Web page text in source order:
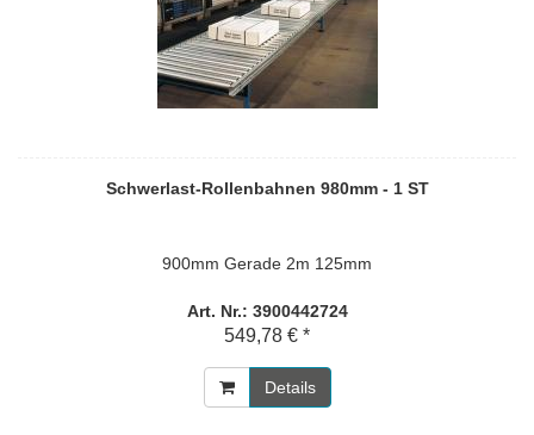
Schwerlast-Rollenbahnen 980mm - 1 ST
900mm Gerade 2m 125mm
Art. Nr.: 3900442724
549,78 € *
Details